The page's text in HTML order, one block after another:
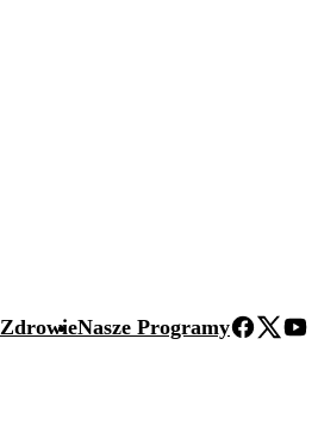
ZdrowieNasze Programy